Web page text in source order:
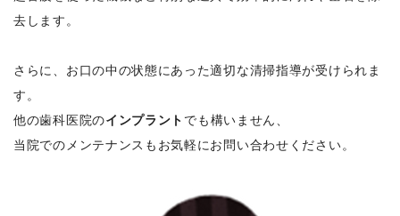
去します。
さらに、お口の中の状態にあった適切な清掃指導が受けられま
す。
他の歯科医院のインプラント でも構いません、
当院でのメンテナンスもお気軽にお問い合わせください。